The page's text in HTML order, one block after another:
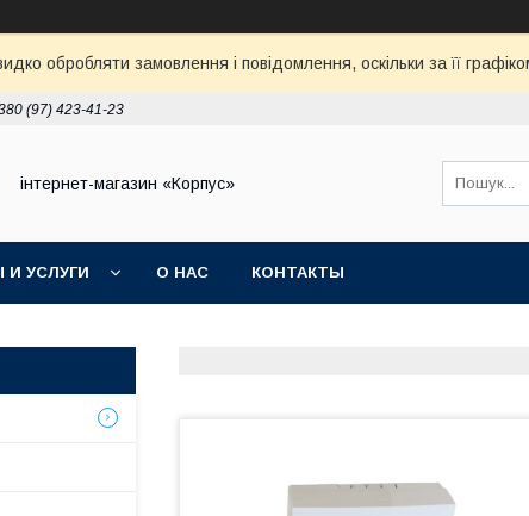
обробляти замовлення і повідомлення, оскільки за її
(97) 423-41-23
інтернет-магазин «Корпус»
И УСЛУГИ О НАС КОНТАКТЫ